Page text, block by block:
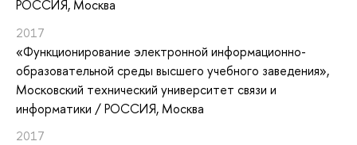
РОССИЯ, Москва
2017
«Функционирование электронной информационно-
образовательной среды высшего учебного заведения»,
Московский технический университет связи и
информатики / РОССИЯ, Москва
2017